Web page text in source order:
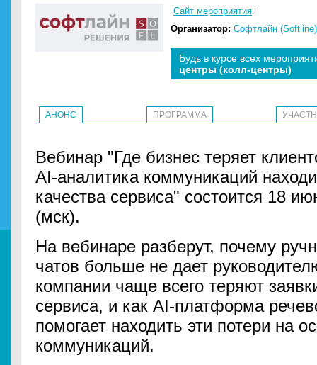
Сайт мероприятия
Организатор: Софтлайн (Softline)
Будь в курсе всех
центры (колл-центры)
АНОНС ПРОГРАММА
Вебинар "Где бизнес теряет
AI-аналитика коммуникаций
качества сервиса" состоится 18
(мск).
На вебинаре разберут, почему
чатов больше не дает
компании чаще всего теряют
сервиса, и как AI-платформа
помогает находить эти потери на
коммуникаций.